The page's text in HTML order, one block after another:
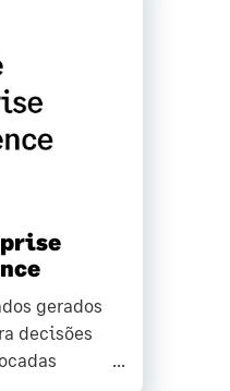
gerados
decisões